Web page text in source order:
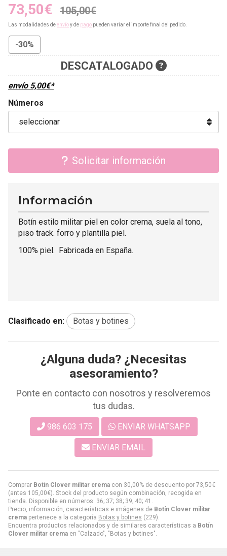
73,50€ 105,00€
Las modalidades deenvíoy de pago pueden variar el importe final del pedido.
-30%
DESCATALOGADO
envío 5,00€*
Números
Solicitar información
Comprar Botín Clover militar crema con 30,00% de descuento por 73,50€
(antes 105,00€). Stock del producto según combinación, recogida en
tienda. Disponible en números: 36; 37; 38; 39; 40; 41.
Precio, información, características e imágenes de Botín Clover militar
crema pertenece a la categoría Botas y botines (229).
Encuentra productos relacionados y de similares características a Botín
Clover militar crema en "Calzado", "Botas y botines".
Información
Botín estilo militar piel en color crema, suela al tono,
piso track. forro y plantilla piel.
100% piel. Fabricada en España.
Clasificado en: Botas y botines
¿Alguna duda? ¿Necesitas
asesoramiento?
Ponte en contacto con nosotros y resolveremos
tus dudas.
986 603 175 ENVIAR WHATSAPP
ENVIAR EMAIL